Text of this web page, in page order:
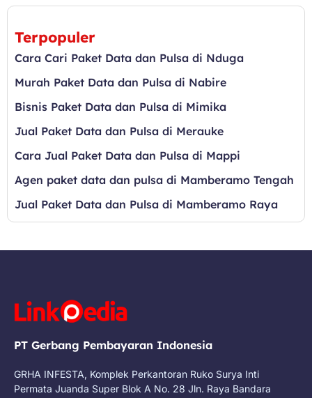
Terpopuler
Cara Cari Paket Data dan Pulsa di Nduga
Murah Paket Data dan Pulsa di Nabire
Bisnis Paket Data dan Pulsa di Mimika
Jual Paket Data dan Pulsa di Merauke
Cara Jual Paket Data dan Pulsa di Mappi
Agen paket data dan pulsa di Mamberamo Tengah
Jual Paket Data dan Pulsa di Mamberamo Raya
PT Gerbang Pembayaran Indonesia
GRHA INFESTA, Komplek Perkantoran Ruko Surya Inti
Permata Juanda Super Blok A No. 28 Jln. Raya Bandara